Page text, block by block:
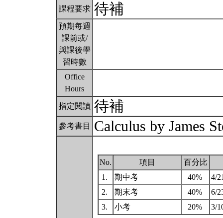
課程要求 待補
預期每週
課前或/
與課後學
習時數
Office
Hours
指定閱讀 待補
參考書目 Calculus by James
No. 項目
百分比
1.
期中考 40%
4/
2.
期末考 40%
6/
3.
小考 20% 3/